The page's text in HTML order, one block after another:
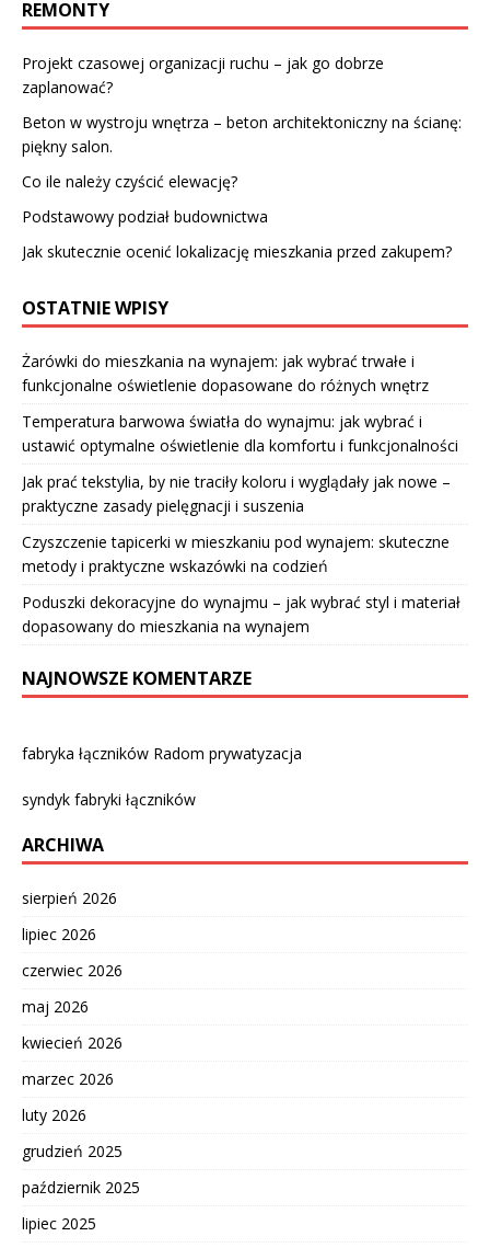
REMONTY
Projekt czasowej organizacji ruchu – jak go dobrze
zaplanować?
Beton w wystroju wnętrza – beton architektoniczny na ścianę:
piękny salon.
Co ile należy czyścić elewację?
Podstawowy podział budownictwa
Jak skutecznie ocenić lokalizację mieszkania przed zakupem?
OSTATNIE WPISY
Żarówki do mieszkania na wynajem: jak wybrać trwałe i
funkcjonalne oświetlenie dopasowane do różnych wnętrz
Temperatura barwowa światła do wynajmu: jak wybrać i
ustawić optymalne oświetlenie dla komfortu i funkcjonalności
Jak prać tekstylia, by nie traciły koloru i wyglądały jak nowe –
praktyczne zasady pielęgnacji i suszenia
Czyszczenie tapicerki w mieszkaniu pod wynajem: skuteczne
metody i praktyczne wskazówki na codzień
Poduszki dekoracyjne do wynajmu – jak wybrać styl i materiał
dopasowany do mieszkania na wynajem
NAJNOWSZE KOMENTARZE
fabryka łączników Radom prywatyzacja
syndyk fabryki łączników
ARCHIWA
sierpień 2026
lipiec 2026
czerwiec 2026
maj 2026
kwiecień 2026
marzec 2026
luty 2026
grudzień 2025
październik 2025
lipiec 2025